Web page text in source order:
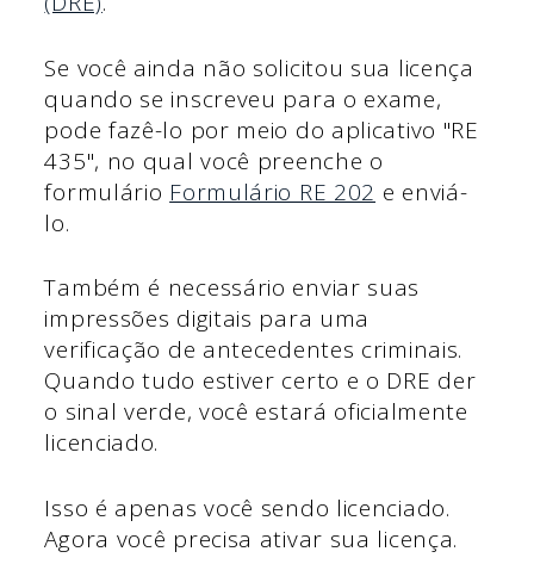
Se você ainda não solicitou sua licença
quando se inscreveu para o exame,
pode fazê-lo por meio do aplicativo "RE
435", no qual você preenche o
formulário Formulário RE 202 e enviá-
lo.
Também é necessário enviar suas
impressões digitais para uma
verificação de antecedentes criminais.
Quando tudo estiver certo e o DRE der
o sinal verde, você estará oficialmente
licenciado.
Isso é apenas você sendo licenciado.
Agora você precisa ativar sua licença.